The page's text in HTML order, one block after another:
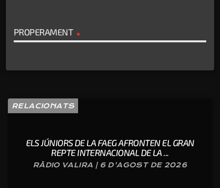
PROPERAMENT
RELACIONATS
ELS JÚNIORS DE LA FAEG AFRONTEN EL GRAN
REPTE INTERNACIONAL DE LA ...
RÀDIO VALIRA | 6 D'AGOST DE 2026